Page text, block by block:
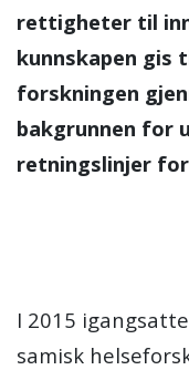
rettigheter til
kunnskapen gis
forskningen
bakgrunnen for
retningslinjer
I 2015
samisk